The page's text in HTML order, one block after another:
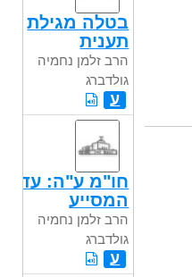
בטלה מגילת
תענית
הרב זלמן נחמיה
גולדברג
ע
חו"מ ע"ה: עד
המסייע
הרב זלמן נחמיה
גולדברג
ע